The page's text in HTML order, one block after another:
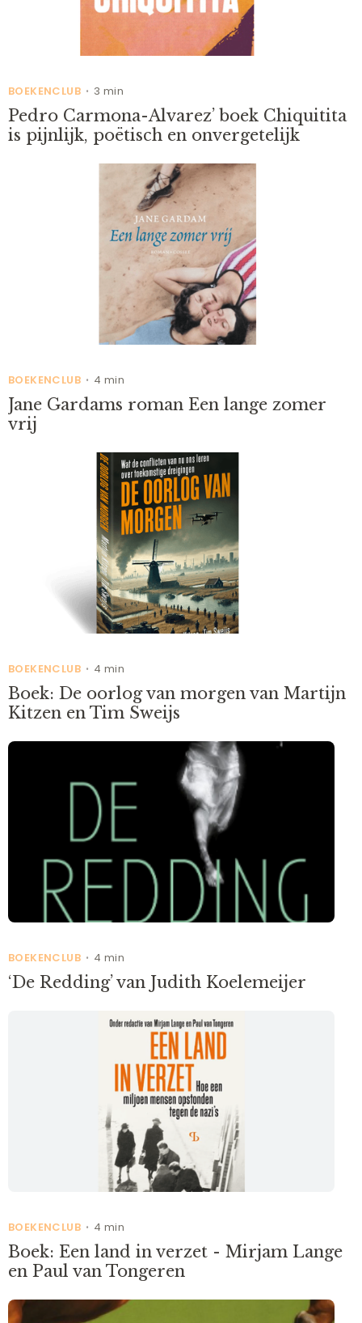
BOEKENCLUB • 3 min
Pedro Carmona-Alvarez’ boek Chiquitita
is pijnlijk, poëtisch en onvergetelijk
BOEKENCLUB • 4 min
Jane Gardams roman Een lange zomer
vrij
BOEKENCLUB • 4 min
Boek: De oorlog van morgen van Martijn
Kitzen en Tim Sweijs
BOEKENCLUB • 4 min
‘De Redding’ van Judith Koelemeijer
BOEKENCLUB • 4 min
Boek: Een land in verzet - Mirjam Lange
en Paul van Tongeren